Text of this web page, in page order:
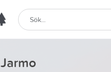
Jarmo